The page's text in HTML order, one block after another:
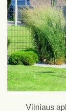
Vilniaus